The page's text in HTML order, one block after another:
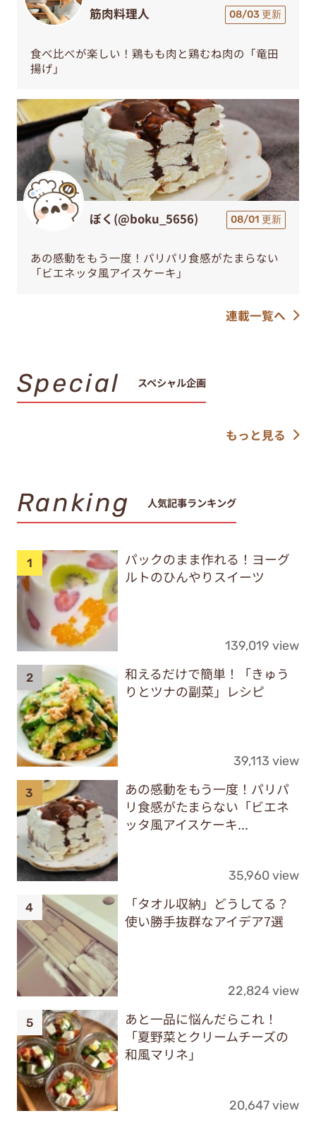
筋肉料理人 08/03 更新
食べ比べが楽しい！鶏もも肉と鶏むね肉の「竜田
揚げ」
ぼく(@boku_5656) 08/01 更新
あの感動をもう一度！パリパリ食感がたまらない
「ビエネッタ風アイスケーキ」
連載一覧へ
Special スペシャル企画
もっと見る
Ranking 人気記事ランキング
パックのまま作れる！ヨーグ
ルトのひんやりスイーツ
139,019 view
和えるだけで簡単！「きゅう
りとツナの副菜」レシピ
39,113 view
あの感動をもう一度！パリパ
リ食感がたまらない「ビエネ
ッタ風アイスケーキ...
35,960 view
「タオル収納」どうしてる？
使い勝手抜群なアイデア7選
22,824 view
あと一品に悩んだらこれ！
「夏野菜とクリームチーズの
和風マリネ」
20,647 view